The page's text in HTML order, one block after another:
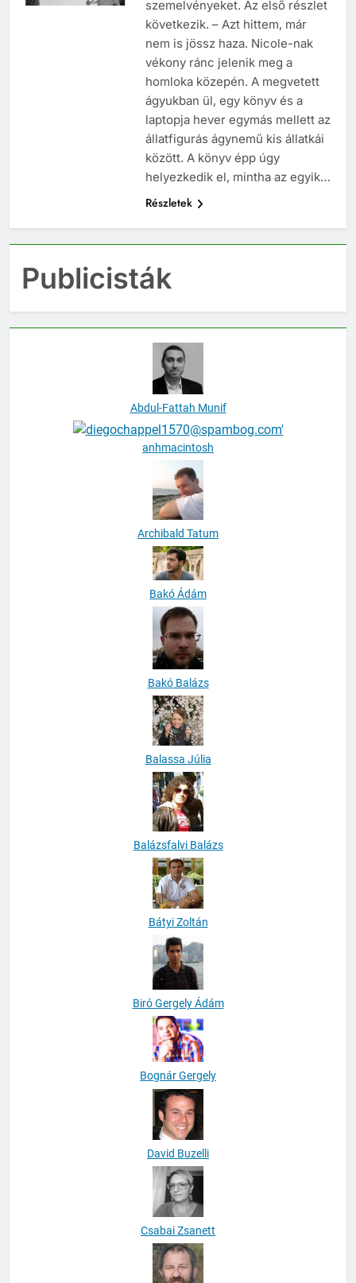
szemelvényeket. Az első részlet
következik. – Azt hittem, már
nem is jössz haza. Nicole-nak
vékony ránc jelenik meg a
homloka közepén. A megvetett
ágyukban ül, egy könyv és a
laptopja hever egymás mellett az
állatfigurás ágynemű kis állatkái
között. A könyv épp úgy
helyezkedik el, mintha az egyik…
Részletek
Publicisták
Abdul-Fattah Munif
anhmacintosh
Archibald Tatum
Bakó Ádám
Bakó Balázs
Balassa Júlia
Balázsfalvi Balázs
Bátyi Zoltán
Biró Gergely Ádám
Bognár Gergely
David Buzelli
Csabai Zsanett